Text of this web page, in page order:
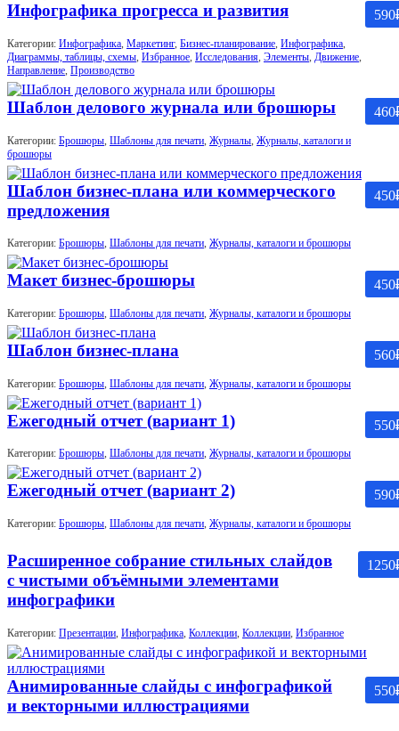
590
Инфографика прогресса и развития
Категории: Инфографика, Маркетинг, Бизнес-планирование, Инфографика,
Диаграммы, таблицы, схемы, Избранное, Исследования, Элементы, Движение,
Направление, Производство
460
Шаблон делового журнала или брошюры
Категории: Брошюры Шаблоны для печати Журналы Журналы, каталоги и
брошюры
450
Шаблон бизнес-плана или коммерческого
предложения
Категории: Брошюры, Шаблоны для печати, Журналы, каталоги и брошюры
450
Макет бизнес-брошюры
Категории: Брошюры, Шаблоны для печати, Журналы, каталоги и брошюры
560
Шаблон бизнес-плана
Категории: Брошюры Шаблоны для печати Журналы, каталоги и брошюры
550
Ежегодный отчет (вариант 1)
Категории: Брошюры, Шаблоны для печати, Журналы, каталоги и брошюры
590
Ежегодный отчет (вариант 2)
Категории: Брошюры, Шаблоны для печати, Журналы, каталоги и брошюры
1250
Расширенное собрание стильных слайдов
с чистыми объёмными элементами
инфографики
Категории: Презентации, Инфографика, Коллекции, Коллекции, Избранное
550
Анимированные слайды с инфографикой
и векторными иллюстрациями